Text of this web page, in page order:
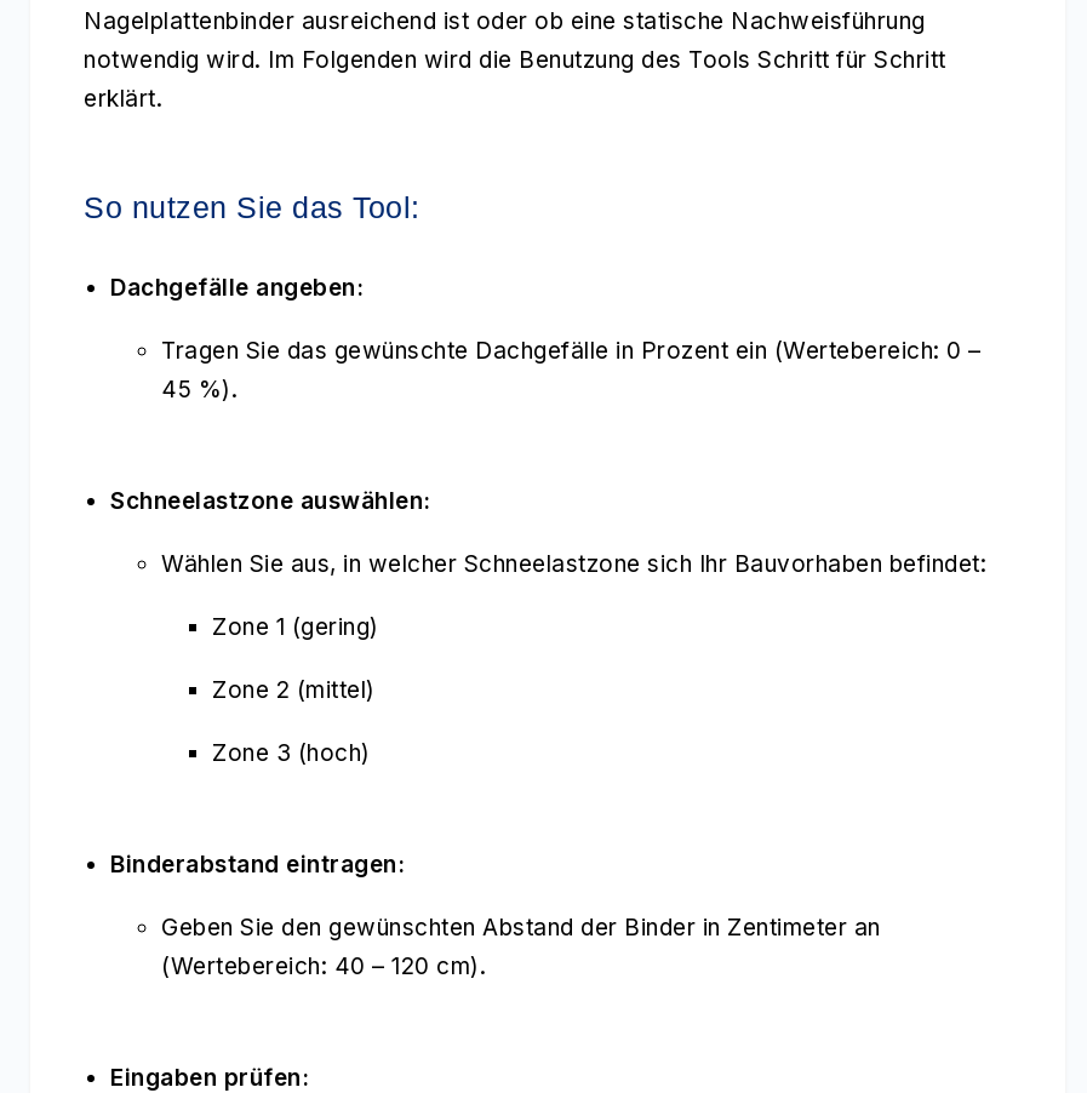
Nagelplattenbinder ausreichend ist oder ob eine statische Nachweisführung
notwendig wird. Im Folgenden wird die Benutzung des Tools Schritt für Schritt
erklärt.
So nutzen Sie das Tool:
Dachgefälle angeben:
Tragen Sie das gewünschte Dachgefälle in Prozent ein (Wertebereich: 0 –
45 %).
Schneelastzone auswählen:
Wählen Sie aus, in welcher Schneelastzone sich Ihr Bauvorhaben befindet:
Zone 1 (gering)
Zone 2 (mittel)
Zone 3 (hoch)
Binderabstand eintragen:
Geben Sie den gewünschten Abstand der Binder in Zentimeter an
(Wertebereich: 40 – 120 cm).
Eingaben prüfen: